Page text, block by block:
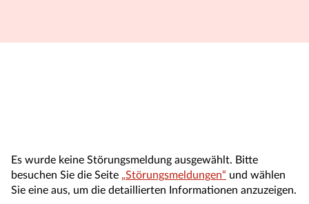
Es wurde keine Störungsmeldung ausgewählt. Bitte
besuchen Sie die Seite „Störungsmeldungen“ und wählen
Sie eine aus, um die detaillierten Informationen anzuzeigen.